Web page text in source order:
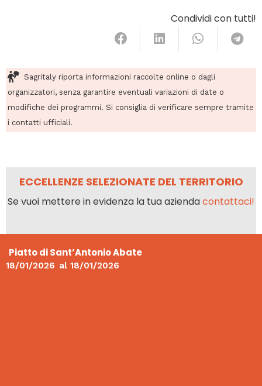
Condividi con tutti!
Sagritaly riporta informazioni raccolte online o dagli
organizzatori, senza garantire eventuali variazioni di date o
modifiche dei programmi. Si consiglia di verificare sempre tramite
i contatti ufficiali.
ECCELLENZE SELEZIONATE DEL TERRITORIO
Se vuoi mettere in evidenza la tua aziendacontattaci!
Piatto di Sant’Antonio Abate
18/01/2026 al 18/01/2026